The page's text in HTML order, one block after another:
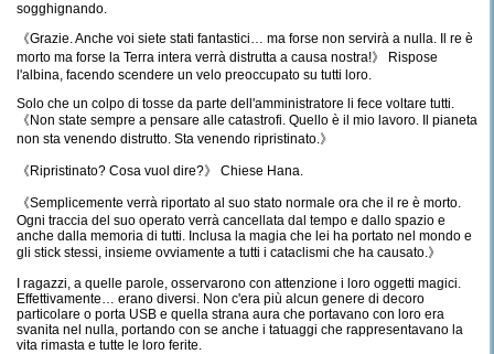
sogghignando.
《Grazie. Anche voi siete stati fantastici… ma forse non servirà a nulla. Il re è
morto ma forse la Terra intera verrà distrutta a causa nostra!》 Rispose
l'albina, facendo scendere un velo preoccupato su tutti loro.
Solo che un colpo di tosse da parte dell'amministratore li fece voltare tutti.
《Non state sempre a pensare alle catastrofi. Quello è il mio lavoro. Il pianeta
non sta venendo distrutto. Sta venendo ripristinato.》
《Ripristinato? Cosa vuol dire?》 Chiese Hana.
《Semplicemente verrà riportato al suo stato normale ora che il re è morto.
Ogni traccia del suo operato verrà cancellata dal tempo e dallo spazio e
anche dalla memoria di tutti. Inclusa la magia che lei ha portato nel mondo e
gli stick stessi, insieme ovviamente a tutti i cataclismi che ha causato.》
I ragazzi, a quelle parole, osservarono con attenzione i loro oggetti magici.
Effettivamente… erano diversi. Non c'era più alcun genere di decoro
particolare o porta USB e quella strana aura che portavano con loro era
svanita nel nulla, portando con se anche i tatuaggi che rappresentavano la
vita rimasta e tutte le loro ferite.